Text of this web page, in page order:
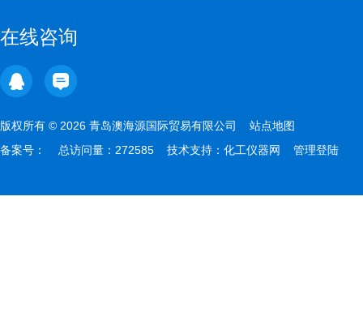
在线咨询
版权所有 © 2026 青岛澳海源国际贸易有限公司 站点地图
备案号：
总访问量：272585 技术支持： 化工仪器网 管理登陆